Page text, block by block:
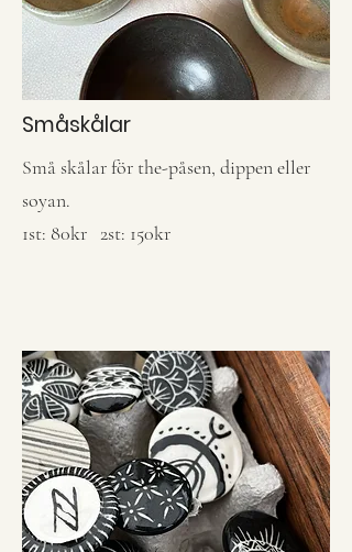
Småskålar
Små skålar för the-påsen, dippen eller
soyan.
1st: 80kr 2st: 150kr